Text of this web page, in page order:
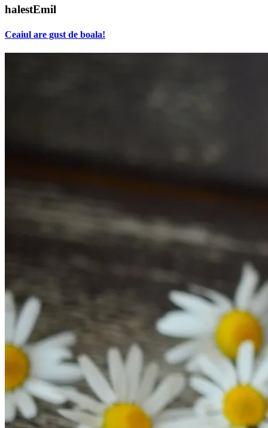
halestEmil
Ceaiul are gust de boala!